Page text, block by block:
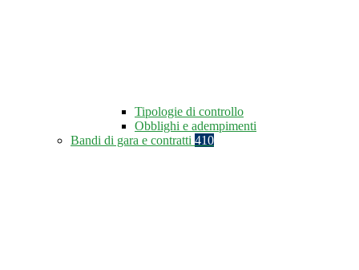
Tipologie di controllo
Obblighi e adempimenti
Bandi di gara e contratti 410